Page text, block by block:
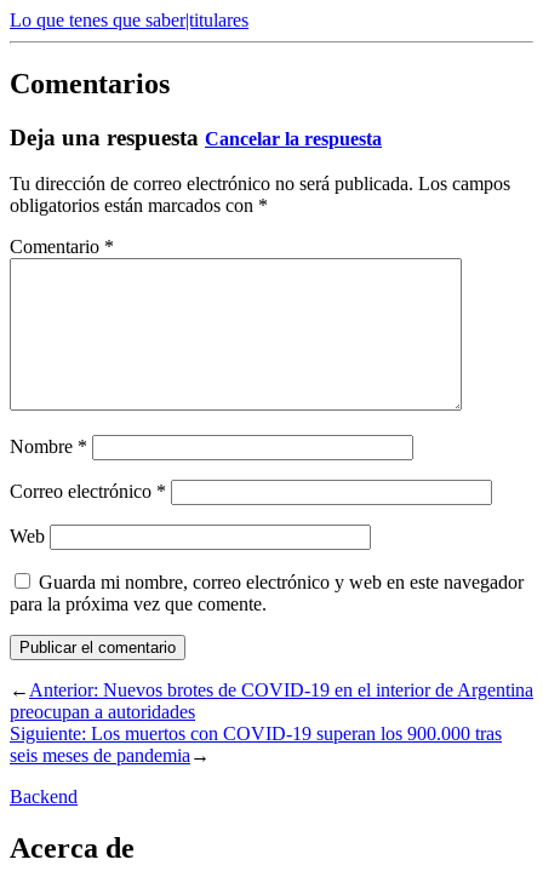
Lo que tenes que saber|titulares
Comentarios
Deja una respuesta Cancelar la respuesta
Tu dirección de correo electrónico no será publicada. Los campos
obligatorios están marcados con *
Comentario *
Nombre *
Correo electrónico *
Web
Guarda mi nombre, correo electrónico y web en este navegador
para la próxima vez que comente.
←Anterior: Nuevos brotes de COVID-19 en el interior de Argentina
preocupan a autoridades
Siguiente: Los muertos con COVID-19 superan los 900.000 tras
seis meses de pandemia→
Backend
Acerca de